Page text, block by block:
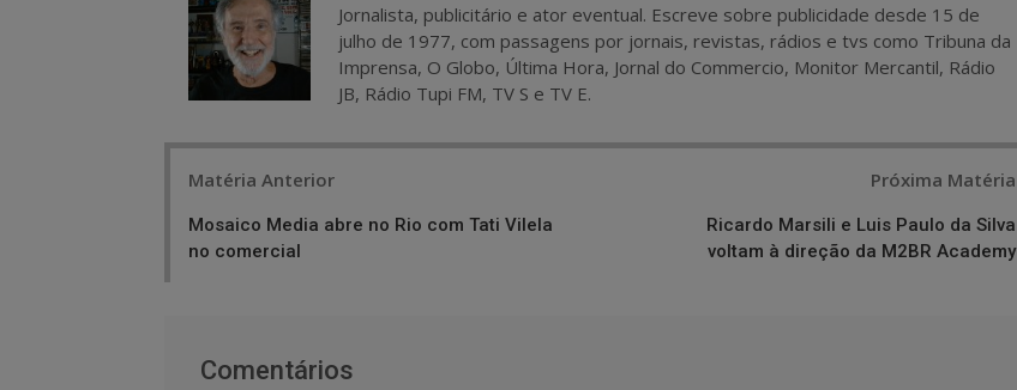
Jornalista, publicitário e ator eventual. Escreve sobre publicidade desde 15 de
julho de 1977, com passagens por jornais, revistas, rádios e tvs como Tribuna da
Imprensa, O Globo, Última Hora, Jornal do Commercio, Monitor Mercantil, Rádio
JB, Rádio Tupi FM, TV S e TV E.
Matéria Anterior
Mosaico Media abre no Rio com Tati Vilela
no comercial
Próxima Matéria
Ricardo Marsili e Luis Paulo da Silva
voltam à direção da M2BR Academy
Comentários